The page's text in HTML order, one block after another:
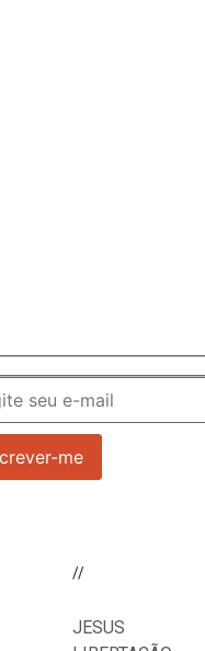
//
JESUS